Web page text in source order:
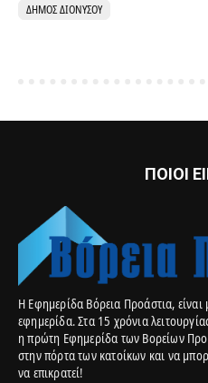
ΔΉΜΟΣ ΔΙΟΝΎΣΟΥ
ΠΟΙΟΙ
Η Εφημερίδα Βόρεια Προάστια, είναι
εφημερίδα. Στα 15 χρόνια
η πρώτη Εφημερίδα των Βορείων
στην πόρτα των κατοίκων και να
να επικρατεί!